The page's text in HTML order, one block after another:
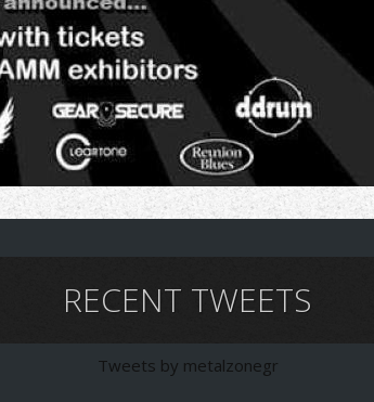
RECENT TWEETS
Tweets by metalzonegr